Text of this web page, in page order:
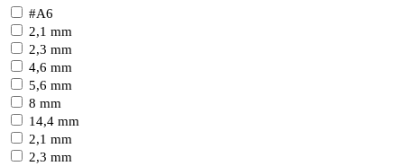
#A6
2,1 mm
2,3 mm
4,6 mm
5,6 mm
8 mm
14,4 mm
2,1 mm
2,3 mm